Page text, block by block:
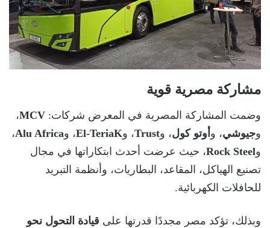
مشاركة مصرية قوية
وضمت المشاركة المصرية في المعرض شركات: MCV،
وجيوشي، و أوتو كول، وTrust، وEl-TeriaK، وAlu Africa،
وRock Steel، حيث عرضت أحدث ابتكاراتها في مجال
تصنيع الهياكل، المقاعد، البطاريات، وأنظمة التبريد
للحافلات الكهربائية.
وبذلك، تؤكد مصر مجددًا قدرتها على قيادة التحول نحو